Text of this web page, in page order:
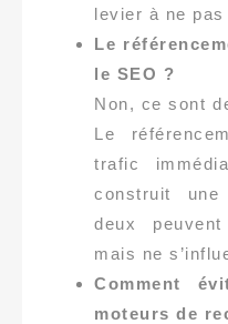
levier à ne pas
Le
le SEO ?
Non, ce sont
Le
trafic
construit
deux
mais ne
Comment
moteurs de